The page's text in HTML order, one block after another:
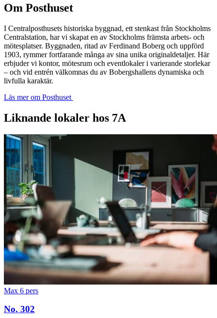
Om Posthuset
I Centralposthusets historiska byggnad, ett stenkast från Stockholms
Centralstation, har vi skapat en av Stockholms främsta arbets- och
mötesplatser. Byggnaden, ritad av Ferdinand Boberg och uppförd
1903, rymmer fortfarande många av sina unika originaldetaljer. Här
erbjuder vi kontor, mötesrum och eventlokaler i varierande storlekar
– och vid entrén välkomnas du av Bobergshallens dynamiska och
livfulla karaktär.
Läs mer om Posthuset
Liknande lokaler hos 7A
Max 6 pers
No. 302